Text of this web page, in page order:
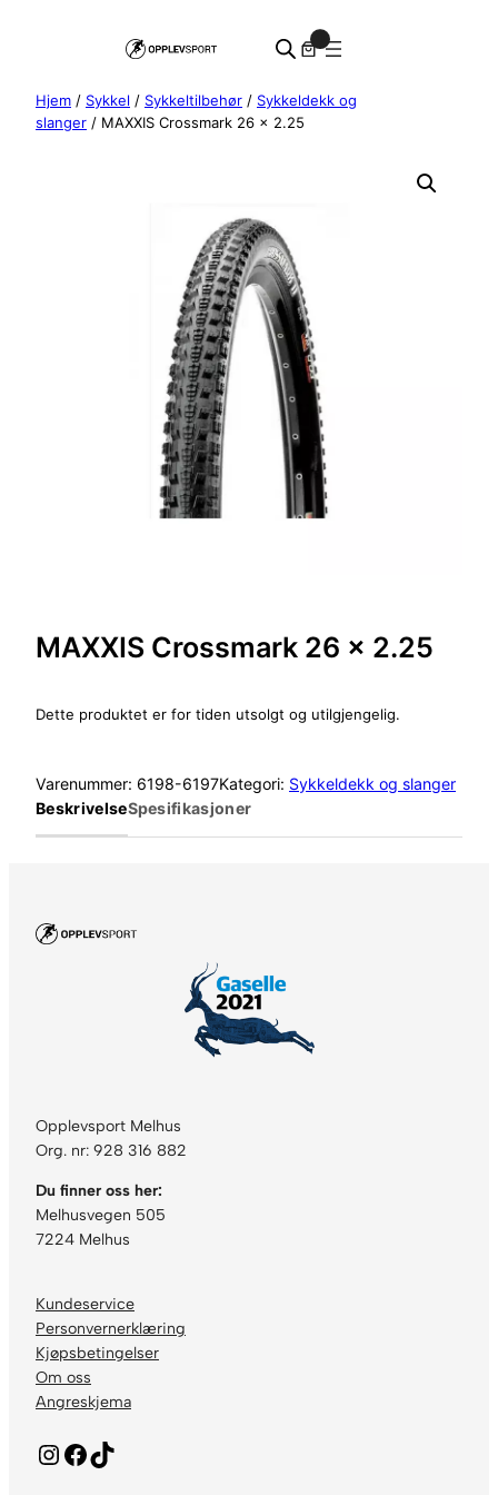
Hjem / Sykkel / Sykkeltilbehør / Sykkeldekk og
slanger / MAXXIS Crossmark 26 x 2.25
MAXXIS Crossmark 26 x 2.25
Dette produktet er for tiden utsolgt og utilgjengelig.
Varenummer: 6198-6197Kategori: Sykkeldekk og slanger
BeskrivelseSpesifikasjoner
Opplevsport Melhus
Org. nr: 928 316 882
Du finner oss her:
Melhusvegen 505
7224 Melhus
Kundeservice
Personvernerklæring
Kjøpsbetingelser
Om oss
Angreskjema
Instagram Facebook TikTok